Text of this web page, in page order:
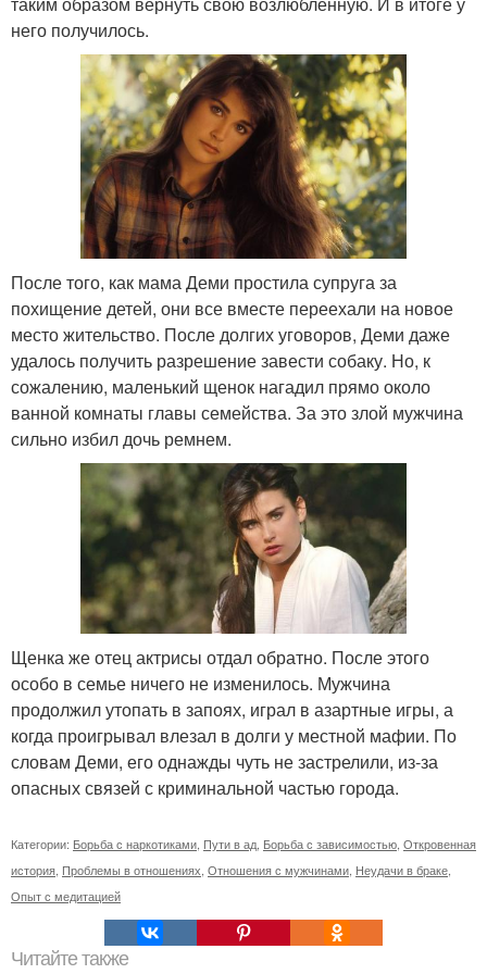
него получилось.
После того, как мама Деми простила супруга за
похищение детей, они все вместе переехали на новое
место жительство. После долгих уговоров, Деми даже
удалось получить разрешение завести собаку. Но, к
сожалению, маленький щенок нагадил прямо около
ванной комнаты главы семейства. За это злой мужчина
сильно избил дочь ремнем.
Щенка же отец актрисы отдал обратно. После этого
особо в семье ничего не изменилось. Мужчина
продолжил утопать в запоях, играл в азартные игры, а
когда проигрывал влезал в долги у местной мафии. По
словам Деми, его однажды чуть не застрелили, из-за
опасных связей с криминальной частью города.
Категории: Борьба с наркотиками, Пути в ад, Борьба с зависимостью, Откровенная
история, Проблемы в отношениях, Отношения с мужчинами, Неудачи в браке,
Опыт с медитацией
Читайте также